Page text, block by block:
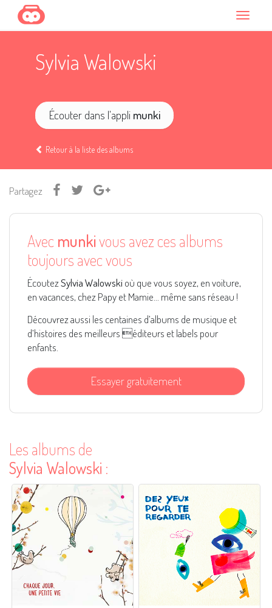
Sylvia Walowski
Écouter dans l'appli munki
Retour à la liste des albums
Partagez
Avec munkivous avez ces albums
toujours avec vous
ÉcoutezSylvia Walowskioù que vous soyez, en voiture,
en vacances, chez Papy et Mamie... même sans réseau !
Découvrez aussi les centaines d’albums de musique et
d’histoires des meilleurs éditeurs et labels pour
enfants.
Essayer gratuitement
Les albums de
Sylvia Walowski :